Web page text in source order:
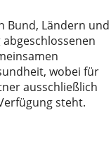
Bund, Ländern und
wobei für
ausschließlich
steht.